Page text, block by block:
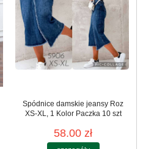
Spódnice damskie jeansy Roz
XS-XL, 1 Kolor Paczka 10 szt
58.00 zł